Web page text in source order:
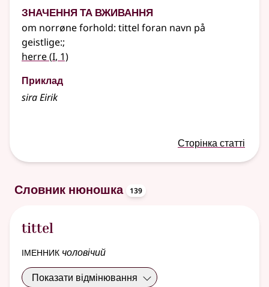
Значення та вживання
om norrøne forhold: tittel foran navn på
geistlige:;
herre(1
I, 1)
Приклад
siraEirik
Сторінка статті
Словник нюношка 139
tittel
іменник чоловічий
Показати відмінювання